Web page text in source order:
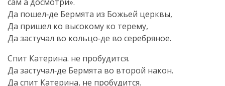
Да пошел‑де Бермята из Божьей церквы,
Да пришел ко высокому ко терему,
Да застучал во кольцо‑де во серебряное.
Спит Катерина. не пробудится.
Да застучал‑де Бермята во второй након.
Да спит Катерина, не пробудится.